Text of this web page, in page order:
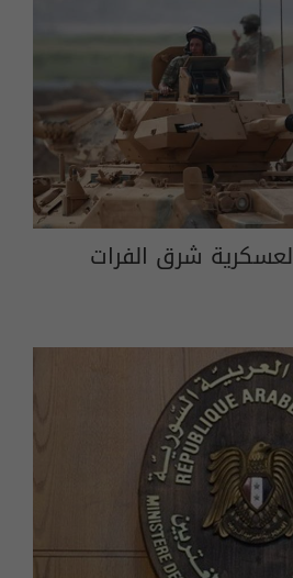
شرق الفرات